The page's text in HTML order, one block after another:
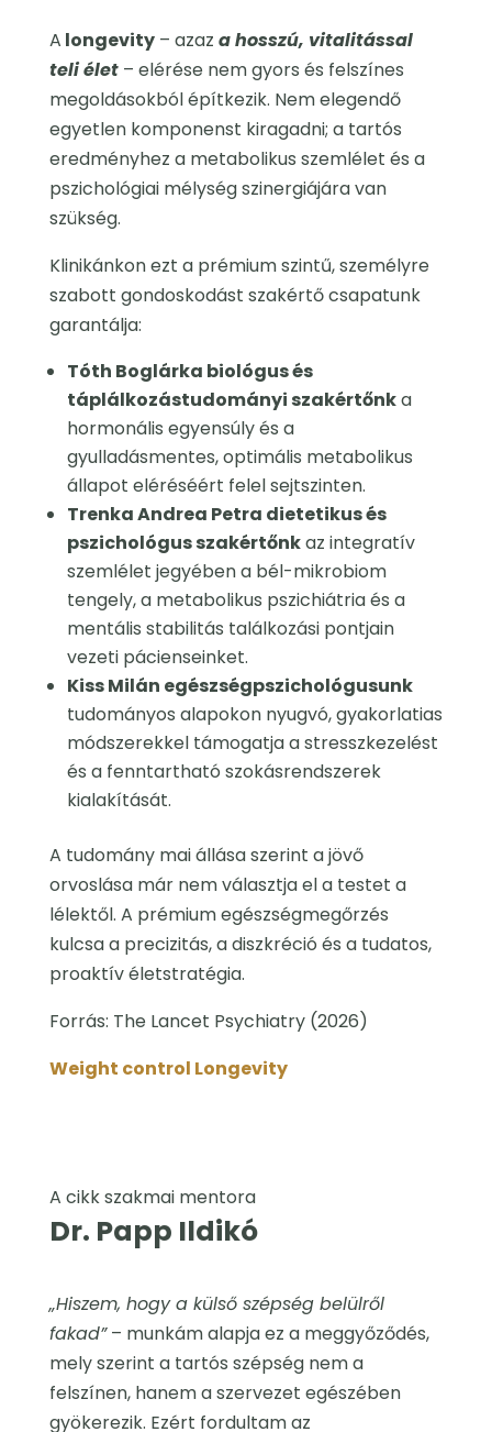
A longevity– azaz a hosszú, vitalitással
teli élet– elérése nem gyors és felszínes
megoldásokból építkezik. Nem elegendő
egyetlen komponenst kiragadni; a tartós
eredményhez a metabolikus szemlélet és a
pszichológiai mélység szinergiájára van
szükség.
Klinikánkon ezt a prémium szintű, személyre
szabott gondoskodást szakértő csapatunk
garantálja:
Tóth Boglárka biológus és
táplálkozástudományi szakértőnka
hormonális egyensúly és a
gyulladásmentes, optimális metabolikus
állapot eléréséért felel sejtszinten.
Trenka Andrea Petra dietetikus és
pszichológus szakértőnkaz integratív
szemlélet jegyében a bél-mikrobiom
tengely, a metabolikus pszichiátria és a
mentális stabilitás találkozási pontjain
vezeti pácienseinket.
Kiss Milán egészségpszichológusunk
tudományos alapokon nyugvó, gyakorlatias
módszerekkel támogatja a stresszkezelést
és a fenntartható szokásrendszerek
kialakítását.
A tudomány mai állása szerint a jövő
orvoslása már nem választja el a testet a
lélektől. A prémium egészségmegőrzés
kulcsa a precizitás, a diszkréció és a tudatos,
proaktív életstratégia.
Forrás: The Lancet Psychiatry (2026)
Weight control Longevity
A cikk szakmai mentora
Dr. Papp Ildikó
„Hiszem, hogy a külső szépség belülről
fakad”– munkám alapja ez a meggyőződés,
mely szerint a tartós szépség nem a
felszínen, hanem a szervezet egészében
gyökerezik. Ezért fordultam az